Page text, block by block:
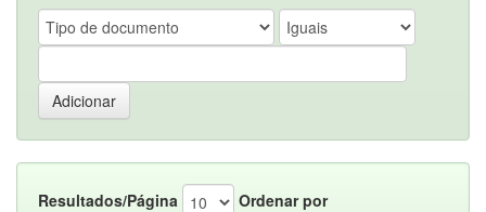
Resultados/Página
Ordenar por